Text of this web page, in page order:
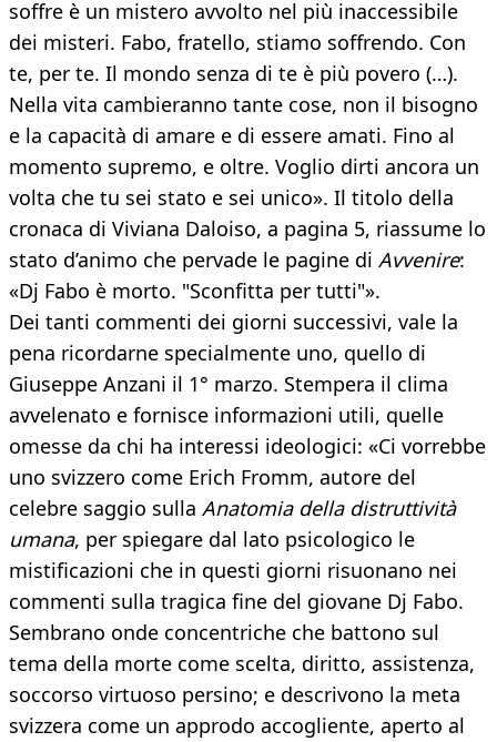
soffre è un mistero avvolto nel più inaccessibile
dei misteri. Fabo, fratello, stiamo soffrendo. Con
te, per te. Il mondo senza di te è più povero (…).
Nella vita cambieranno tante cose, non il bisogno
e la capacità di amare e di essere amati. Fino al
momento supremo, e oltre. Voglio dirti ancora un
volta che tu sei stato e sei unico». Il titolo della
cronaca di Viviana Daloiso, a pagina 5, riassume lo
stato d’animo che pervade le pagine di Avvenire:
«Dj Fabo è morto. "Sconfitta per tutti"».
Dei tanti commenti dei giorni successivi, vale la
pena ricordarne specialmente uno, quello di
Giuseppe Anzani il 1° marzo. Stempera il clima
avvelenato e fornisce informazioni utili, quelle
omesse da chi ha interessi ideologici: «Ci vorrebbe
uno svizzero come Erich Fromm, autore del
celebre saggio sulla Anatomia della distruttività
umana, per spiegare dal lato psicologico le
mistificazioni che in questi giorni risuonano nei
commenti sulla tragica fine del giovane Dj Fabo.
Sembrano onde concentriche che battono sul
tema della morte come scelta, diritto, assistenza,
soccorso virtuoso persino; e descrivono la meta
svizzera come un approdo accogliente, aperto al